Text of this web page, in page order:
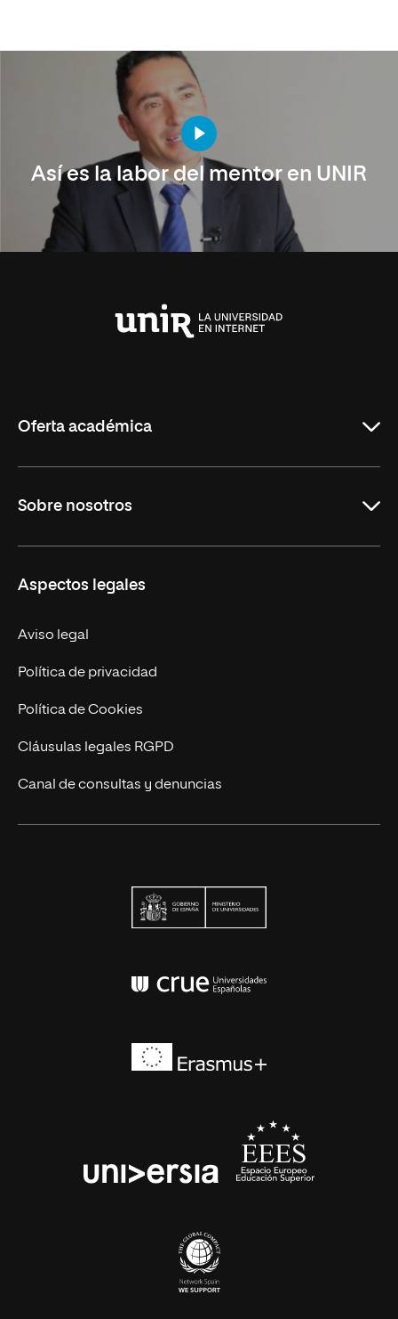
Así es la labor del mentor en UNIR
Oferta académica
Maestrías
Educación Continuada
Sobre nosotros
Trabaja en UNIR
Actualidad
Contacto
Aspectos legales
Aviso legal
Política de privacidad
Política de Cookies
Cláusulas legales RGPD
Canal de consultas y denuncias
Conferencia de
universia